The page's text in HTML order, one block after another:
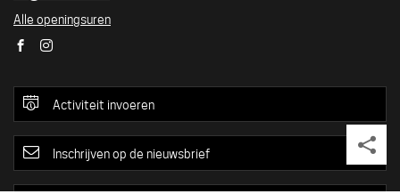
mail
Alle openingsuren
FacebookInstagram
Activiteit invoeren
Inschrijven op de nieuwsbrief
Deel